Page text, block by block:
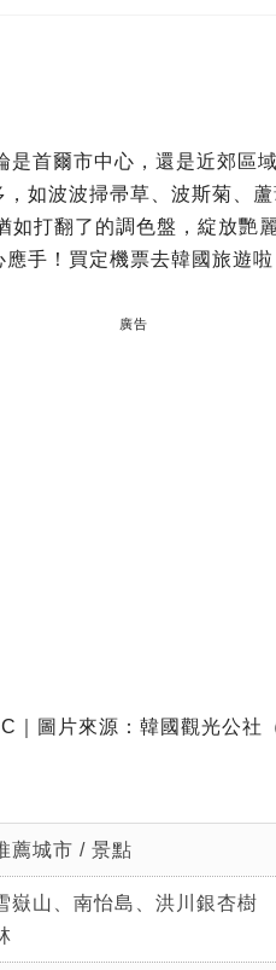
是首爾市中心，還是近郊區
如波波掃帚草、波斯菊、
如打翻了的調色盤，綻放艷
手！買定機票去韓國旅遊啦
廣告
圖片來源：韓國觀光公社
薦城市 / 景點
嶽山、南怡島、洪川銀杏樹